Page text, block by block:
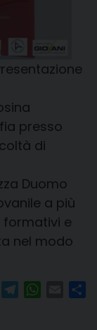
presso
di
Duomo
a più
formativi e
nel modo
ThreadsTelegram Email